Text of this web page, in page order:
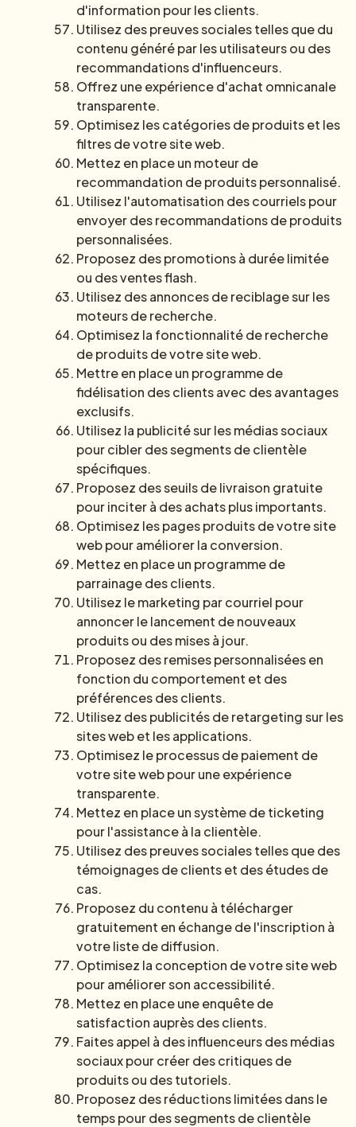
d'information pour les clients.
Utilisez des preuves sociales telles que du
contenu généré par les utilisateurs ou des
recommandations d'influenceurs.
Offrez une expérience d'achat omnicanale
transparente.
Optimisez les catégories de produits et les
filtres de votre site web.
Mettez en place un moteur de
recommandation de produits personnalisé.
Utilisez l'automatisation des courriels pour
envoyer des recommandations de produits
personnalisées.
Proposez des promotions à durée limitée
ou des ventes flash.
Utilisez des annonces de reciblage sur les
moteurs de recherche.
Optimisez la fonctionnalité de recherche
de produits de votre site web.
Mettre en place un programme de
fidélisation des clients avec des avantages
exclusifs.
Utilisez la publicité sur les médias sociaux
pour cibler des segments de clientèle
spécifiques.
Proposez des seuils de livraison gratuite
pour inciter à des achats plus importants.
Optimisez les pages produits de votre site
web pour améliorer la conversion.
Mettez en place un programme de
parrainage des clients.
Utilisez le marketing par courriel pour
annoncer le lancement de nouveaux
produits ou des mises à jour.
Proposez des remises personnalisées en
fonction du comportement et des
préférences des clients.
Utilisez des publicités de retargeting sur les
sites web et les applications.
Optimisez le processus de paiement de
votre site web pour une expérience
transparente.
Mettez en place un système de ticketing
pour l'assistance à la clientèle.
Utilisez des preuves sociales telles que des
témoignages de clients et des études de
cas.
Proposez du contenu à télécharger
gratuitement en échange de l'inscription à
votre liste de diffusion.
Optimisez la conception de votre site web
pour améliorer son accessibilité.
Mettez en place une enquête de
satisfaction auprès des clients.
Faites appel à des influenceurs des médias
sociaux pour créer des critiques de
produits ou des tutoriels.
Proposez des réductions limitées dans le
temps pour des segments de clientèle